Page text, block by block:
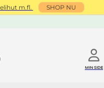
m.fl. SHOP NU
MIN SIDE